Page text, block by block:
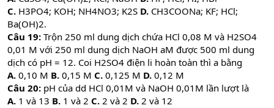
C. H3PO4; KOH; NH4NO3; K2S D. CH3COONa; KF; HCl;
Ba(OH)2.
Câu 19: Trộn 250 ml dung dịch chứa HCl 0,08 M và H2SO4
0,01 M với 250 ml dung dịch NaOH aM được 500 ml dung
dịch có pH = 12. Coi H2SO4 điện li hoàn toàn thì a bằng
A. 0,10 M B. 0,15 M C. 0,125 M D. 0,12 M
Câu 20: pH của dd HCl 0,01M và NaOH 0,01M lần lượt là
A. 1 và 13 B. 1 và 2 C. 2 và 2 D. 2 và 12